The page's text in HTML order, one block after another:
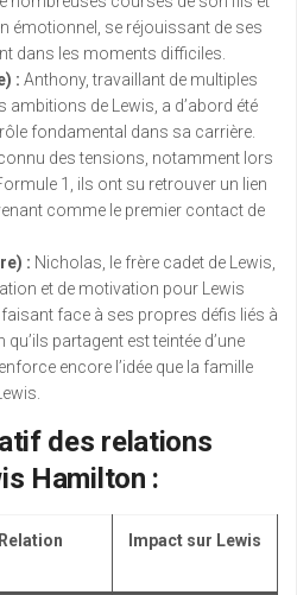
émotionnel, se réjouissant de ses
dans les moments difficiles.
: Anthony, travaillant de multiples
de Lewis, a d’abord été
fondamental dans sa carrière.
des tensions, notamment lors
1, ils ont su retrouver un lien
comme le premier contact de
: Nicholas, le frère cadet de Lewis,
et de motivation pour Lewis
face à ses propres défis liés à
partagent est teintée d’une
encore l’idée que la famille
des relations
Hamilton :
Relation Impact sur Lewis